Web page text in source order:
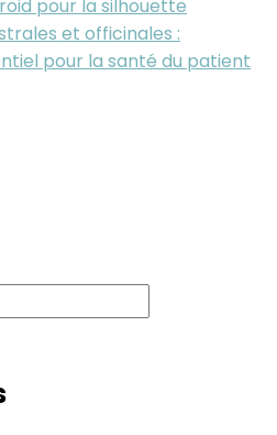
pour la silhouette
et officinales :
pour la santé du patient